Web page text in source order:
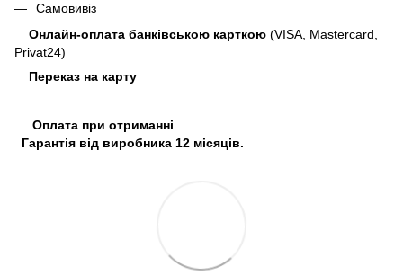
Самовивіз
Онлайн-оплата банківською карткою (VISA, Mastercard,
Privat24)
Переказ на карту
Оплата при отриманні
Гарантія від виробника 12 місяців.